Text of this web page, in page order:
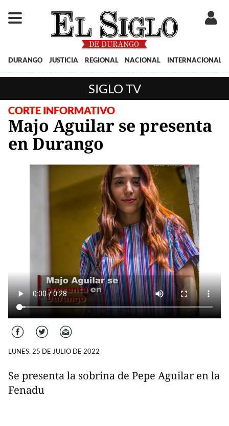
DURANGO JUSTICIA REGIONAL NACIONAL INTERNACIONAL
SIGLO TV
CORTE INFORMATIVO
Majo Aguilar se presenta
en Durango
Facebook Twitter Correo
LUNES, 25 DE JULIO DE 2022
Se presenta la sobrina de Pepe Aguilar en la
Fenadu